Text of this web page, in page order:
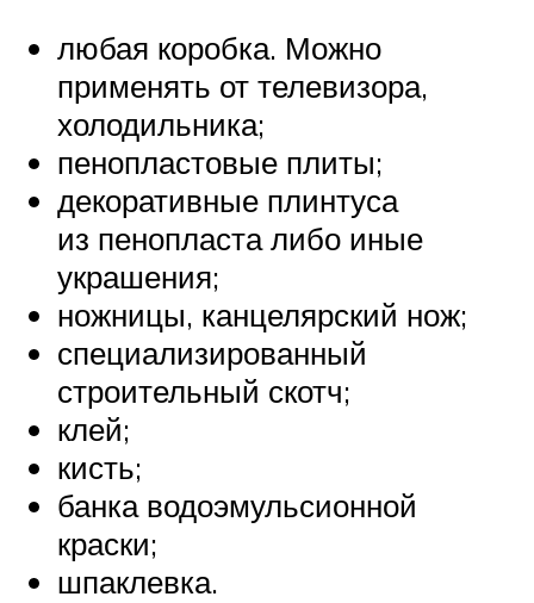
любая коробка. Можно
применять от телевизора,
холодильника;
пенопластовые плиты;
декоративные плинтуса
из пенопласта либо иные
украшения;
ножницы, канцелярский нож;
специализированный
строительный скотч;
клей;
кисть;
банка водоэмульсионной
краски;
шпаклевка.